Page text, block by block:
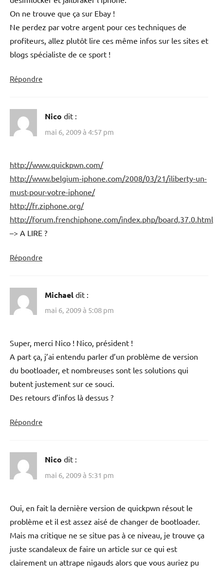
On ne trouve que ça sur Ebay !
Ne perdez par votre argent pour ces techniques de
profiteurs, allez plutôt lire ces même infos sur les sites et
blogs spécialiste de ce sport !
Répondre
Nico dit :
mai 6, 2009 à 4:57 pm
http://www.quickpwn.com/
http://www.belgium-iphone.com/2008/03/21/iliberty-un-
must-pour-votre-iphone/
http://fr.ziphone.org/
http://forum.frenchiphone.com/index.php/board,37.0.html
–> A LIRE ?
Répondre
Michael dit :
mai 6, 2009 à 5:08 pm
Super, merci Nico ! Nico, président !
A part ça, j’ai entendu parler d’un problème de version
du bootloader, et nombreuses sont les solutions qui
butent justement sur ce souci.
Des retours d’infos là dessus ?
Répondre
Nico dit :
mai 6, 2009 à 5:31 pm
Oui, en fait la dernière version de quickpwn résout le
problème et il est assez aisé de changer de bootloader.
Mais ma critique ne se situe pas à ce niveau, je trouve ça
juste scandaleux de faire un article sur ce qui est
clairement un attrape nigauds alors que vous auriez pu